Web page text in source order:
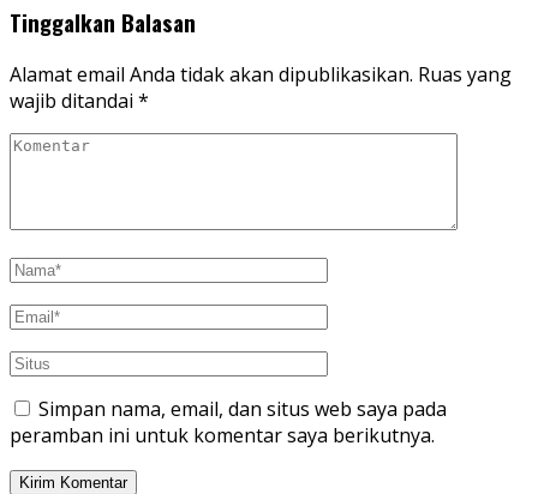
Tinggalkan Balasan
Alamat email Anda tidak akan dipublikasikan. Ruas yang
wajib ditandai *
Simpan nama, email, dan situs web saya pada
peramban ini untuk komentar saya berikutnya.